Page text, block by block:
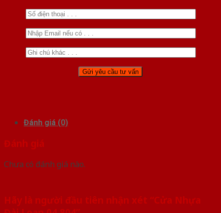
Đánh giá (0)
Đánh giá
Chưa có đánh giá nào.
Hãy là người đầu tiên nhận xét “Cửa Nhựa